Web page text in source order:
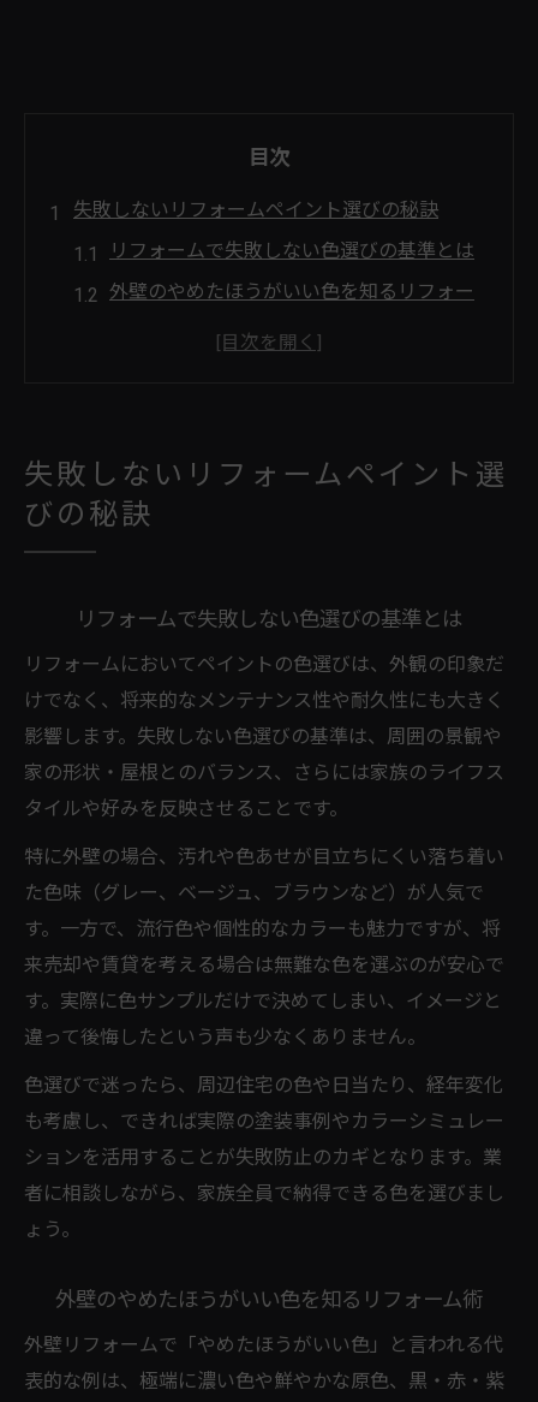
目次
失敗しないリフォームペイント選びの秘訣
リフォームで失敗しない色選びの基準とは
外壁のやめたほうがいい色を知るリフォー
見積もり判断に役立つリフォーム塗料知識
外壁塗装で後悔しないリフォームのポイント
外壁塗装の見積もり比較で失敗を防ぐコツ
耐久性を考えたリフォームのペイント選定
法
外壁リフォームで後悔しないための費用感
ペイント種類の違いと比較で知る賢い選択法
リフォームに最適なペイント種類と特徴解
説
水性ウッドリフォームペイントの利点を比
較
アサヒペン系リフォーム塗料の選び方ポイ
ント
ウレタン塗料とニスの違いをリフォーム視
点で整理
古くなった木部のリフォームペイント活用
法
水性ウッドリフォームペイントの実践術
失敗しないリフォームペイント選
びの秘訣
リフォームで失敗しない色選びの基準とは
リフォームにおいてペイントの色選びは、外観の印象だ
けでなく、将来的なメンテナンス性や耐久性にも大きく
影響します。失敗しない色選びの基準は、周囲の景観や
家の形状・屋根とのバランス、さらには家族のライフス
タイルや好みを反映させることです。
特に外壁の場合、汚れや色あせが目立ちにくい落ち着い
た色味（グレー、ベージュ、ブラウンなど）が人気で
す。一方で、流行色や個性的なカラーも魅力ですが、将
来売却や賃貸を考える場合は無難な色を選ぶのが安心で
す。実際に色サンプルだけで決めてしまい、イメージと
違って後悔したという声も少なくありません。
色選びで迷ったら、周辺住宅の色や日当たり、経年変化
も考慮し、できれば実際の塗装事例やカラーシミュレー
ションを活用することが失敗防止のカギとなります。業
者に相談しながら、家族全員で納得できる色を選びまし
ょう。
外壁のやめたほうがいい色を知るリフォーム術
外壁リフォームで「やめたほうがいい色」と言われる代
表的な例は、極端に濃い色や鮮やかな原色、黒・赤・紫